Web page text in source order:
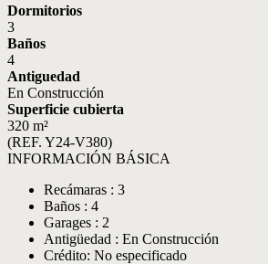
Dormitorios
3
Baños
4
Antiguedad
En Construcción
Superficie cubierta
320 m²
(REF. Y24-V380)
INFORMACIÓN BÁSICA
Recámaras : 3
Baños : 4
Garages : 2
Antigüedad : En Construcción
Crédito: No especificado